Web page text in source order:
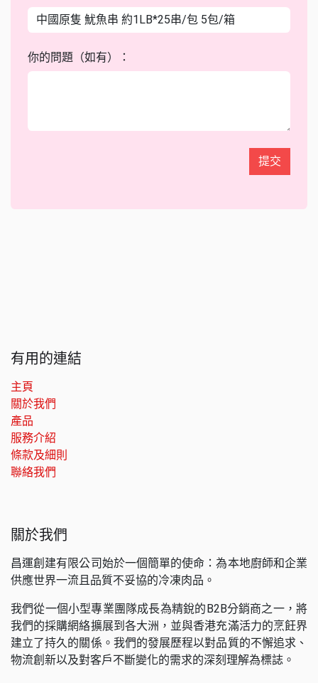
你的問題（如有）：
提交
有用的連結
主頁
關於我們
產品
服務介紹
條款及細則
聯絡我們
關於我們
昌運創建有限公司始於一個簡單的使命：為本地廚師和企業
供應世界一流且品質不妥協的冷凍肉品。
我們從一個小型專業團隊成長為精銳的B2B分銷商之一，將
我們的採購網絡擴展到各大洲，並與香港充滿活力的烹飪界
建立了持久的關係。我們的發展歷程以對品質的不懈追求、
物流創新以及對客戶不斷變化的需求的深刻理解為標誌。